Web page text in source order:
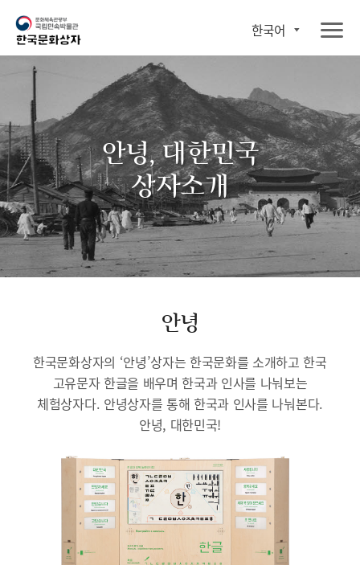
한국어
안녕, 대한민국
상자소개
안녕
한국문화상자의 ‘안녕’상자는 한국문화를 소개하고 한국
고유문자 한글을 배우며 한국과 인사를 나눠보는
체험상자다. 안녕상자를 통해 한국과 인사를 나눠본다.
안녕, 대한민국!